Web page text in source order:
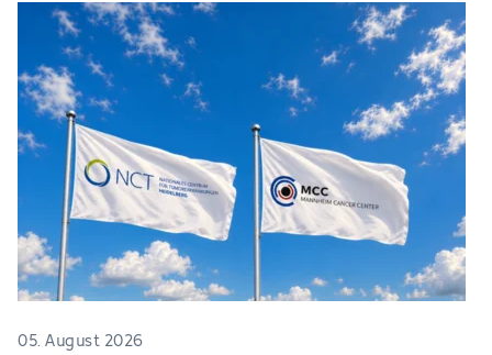
05. August 2026